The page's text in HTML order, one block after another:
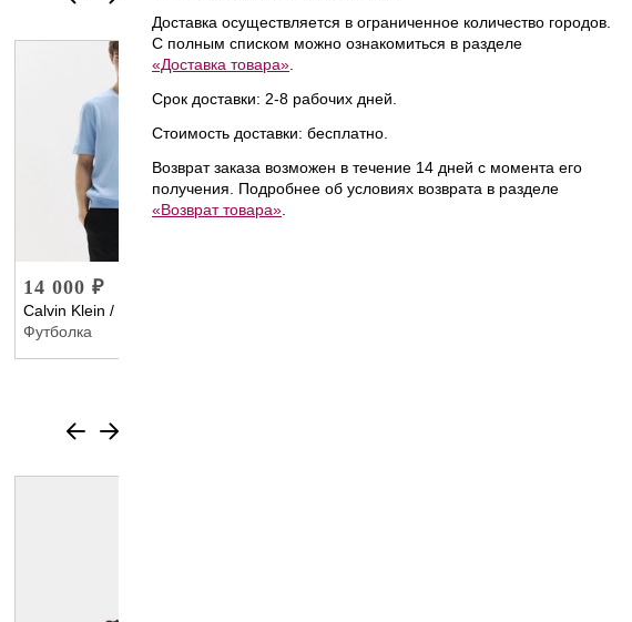
NEW
14 000 ₽
Calvin Klein /
Футболка
Доставка осуществляется в ограниченное количество городов.
С полным списком можно ознакомиться в разделе
«Доставка товара»
Срок доставки: 2-8 рабочих дней.
Стоимость доставки: бесплатно.
Возврат заказа возможен в течение 14 дней с момента его
получения. Подробнее об условиях возврата в разделе
«Возврат товара»